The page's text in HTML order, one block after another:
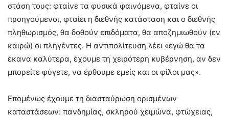
στάση τους: φταίνε τα φυσικά φαινόμενα, φταίνε οι
προηγούμενοι, φταίει η διεθνής κατάσταση και ο διεθνής
πληθωρισμός, θα δοθούν επιδόματα, θα αποζημιωθούν (εν
καιρώ) οι πληγέντες. Η αντιπολίτευση λέει «εγώ θα τα
έκανα καλύτερα, έχουμε τη χειρότερη κυβέρνηση, αν δεν
μπορείτε φύγετε, να έρθουμε εμείς και οι φίλοι μας».
Επομένως έχουμε τη διασταύρωση ορισμένων
καταστάσεων: πανδημίας, σκληρού χειμώνα, φτώχειας,